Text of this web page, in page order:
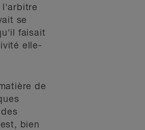
l'arbitre
se
faisait
elle-
de
bien